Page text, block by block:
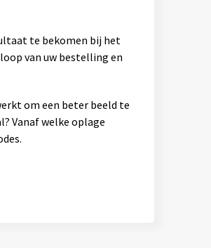
te bekomen bij het
van uw bestelling en
om een beter beeld te
Vanaf welke oplage